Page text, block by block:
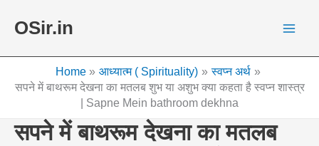
OSir.in
Home आध्यात्म ( Spirituality)
स्वप्न अर्थ
सपने में बाथरूम देखना का मतलब शुभ या अशुभ क्या कहता है स्वप्न शास्त्र
| Sapne Mein bathroom dekhna
सपने में बाथरूम देखना का मतलब